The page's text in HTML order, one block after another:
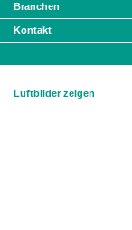
Branchen
Kontakt
Luftbilder zeigen